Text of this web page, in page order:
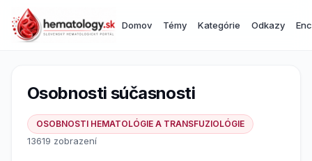
Domov Témy Kategórie Odkazy
Osobnosti súčasnosti
OSOBNOSTI HEMATOLÓGIE A TRANSFUZIOLÓGIE
13619 zobrazení